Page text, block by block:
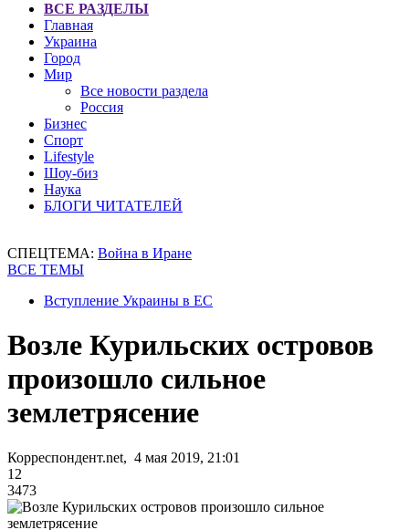
ВСЕ РАЗДЕЛЫ
Главная
Украина
Город
Мир
Все новости раздела
Россия
Бизнес
Спорт
Lifestyle
Шоу-биз
Наука
БЛОГИ ЧИТАТЕЛЕЙ
СПЕЦТЕМА: Война в Иране
ВСЕ ТЕМЫ
Вступление Украины в ЕС
Возле Курильских островов
произошло сильное
землетрясение
Корреспондент.net, 4 мая 2019, 21:01
12
3473